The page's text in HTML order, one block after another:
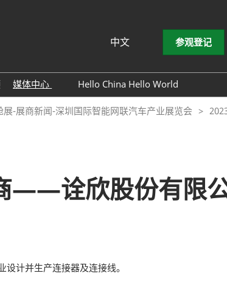
中文
English
Tiếng Việt
ภาษาไทย
参观登记
媒体中心
展会新闻
Hello China Hello World
-展商新闻-深圳国际智能网联汽车产业展览会
——诠欣股份有限
计并生产连接器及连接线。